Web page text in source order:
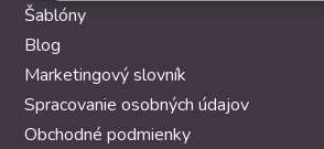
Šablóny
Blog
Marketingový slovník
Spracovanie osobných údajov
Obchodné podmienky